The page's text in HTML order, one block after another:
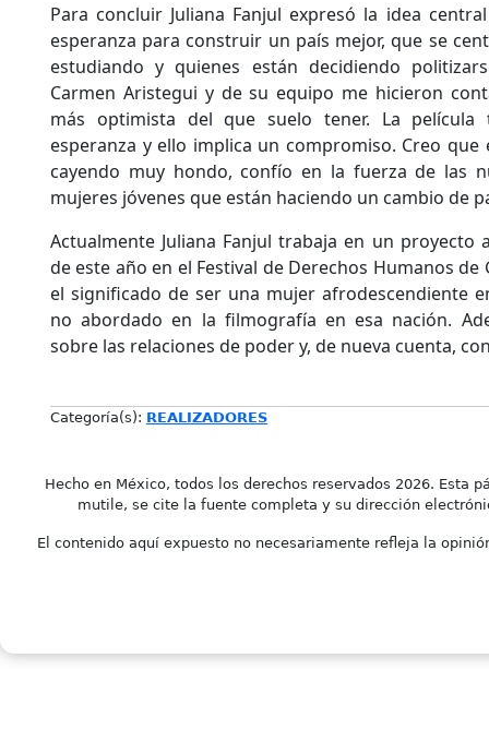
Para concluir Juliana Fanjul expresó la idea
esperanza para construir un país mejor, que se
estudiando y quienes están decidiendo
Carmen Aristegui y de su equipo me hicieron
más optimista del que suelo tener. La
esperanza y ello implica un compromiso. Creo que
cayendo muy hondo, confío en la fuerza de las
mujeres jóvenes que están haciendo un cambio de
Actualmente Juliana Fanjul trabaja en un proyecto
de este año en el Festival de Derechos Humanos
el significado de ser una mujer afrodescendiente
no abordado en la filmografía en esa nación.
sobre las relaciones de poder y, de nueva cuenta,
Categoría(s): REALIZADORES
Hecho en México, todos los derechos reservados 2026. Esta
mutile, se cite la fuente completa y su dirección
El contenido aquí expuesto no necesariamente refleja la